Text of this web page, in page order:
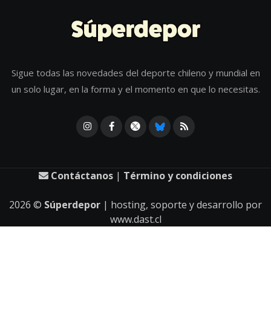
Sigue todas las novedades del deporte chileno y mundial en
un solo lugar, en la forma y el momento en que lo necesitas.
Contáctanos | Término y condiciones
2026 © Súperdepor | hosting, soporte y desarrollo por
www.dast.cl